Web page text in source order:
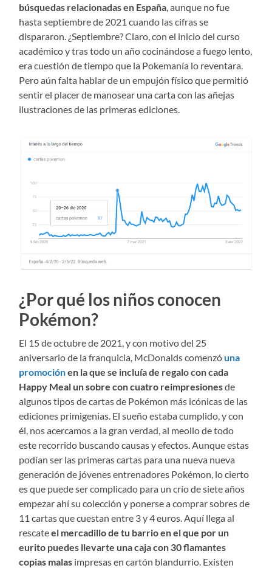
búsquedas relacionadas en España, aunque no fue
hasta septiembre de 2021 cuando las cifras se
dispararon. ¿Septiembre? Claro, con el inicio del curso
académico y tras todo un año cocinándose a fuego lento,
era cuestión de tiempo que la Pokemanía lo reventara.
Pero aún falta hablar de un empujón físico que permitió
sentir el placer de manosear una carta con las añejas
ilustraciones de las primeras ediciones.
¿Por qué los niños conocen
Pokémon?
El 15 de octubre de 2021, y con motivo del 25
aniversario de la franquicia, McDonalds comenzóuna
promociónen la que se incluía de regalo con cada
Happy Meal un sobre con cuatro reimpresionesde
algunos tipos de cartas de Pokémon más icónicas de las
ediciones primigenias. El sueño estaba cumplido, y con
él, nos acercamos a la gran verdad, al meollo de todo
este recorrido buscando causas y efectos. Aunque estas
podían ser las primeras cartas para una nueva nueva
generación de jóvenes entrenadores Pokémon, lo cierto
es que puede ser complicado para un crío de siete años
empezar ahí su colección y ponerse a comprar sobres de
11 cartas que cuestan entre 3 y 4 euros. Aquí llega al
rescateel mercadillo de tu barrio en el que por un
eurito puedes llevarte una caja con 30 flamantes
copias malas impresas en cartón blandurrio. Existen